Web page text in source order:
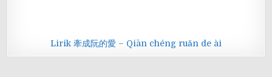
Lirik 牽成阮的愛 – Qiān chéng ruǎn de ài